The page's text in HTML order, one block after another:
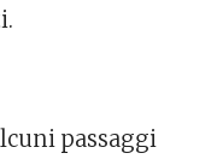
passaggi